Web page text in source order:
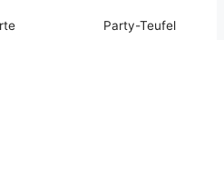
Party-Teufel